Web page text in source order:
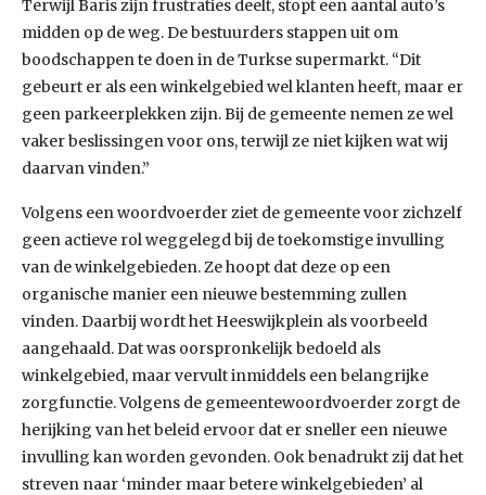
Terwijl Baris zijn frustraties deelt, stopt een aantal auto’s
midden op de weg. De bestuurders stappen uit om
boodschappen te doen in de Turkse supermarkt. “Dit
gebeurt er als een winkelgebied wel klanten heeft, maar er
geen parkeerplekken zijn. Bij de gemeente nemen ze wel
vaker beslissingen voor ons, terwijl ze niet kijken wat wij
daarvan vinden.”
Volgens een woordvoerder ziet de gemeente voor zichzelf
geen actieve rol weggelegd bij de toekomstige invulling
van de winkelgebieden. Ze hoopt dat deze op een
organische manier een nieuwe bestemming zullen
vinden. Daarbij wordt het Heeswijkplein als voorbeeld
aangehaald. Dat was oorspronkelijk bedoeld als
winkelgebied, maar vervult inmiddels een belangrijke
zorgfunctie. Volgens de gemeentewoordvoerder zorgt de
herijking van het beleid ervoor dat er sneller een nieuwe
invulling kan worden gevonden. Ook benadrukt zij dat het
streven naar ‘minder maar betere winkelgebieden’ al